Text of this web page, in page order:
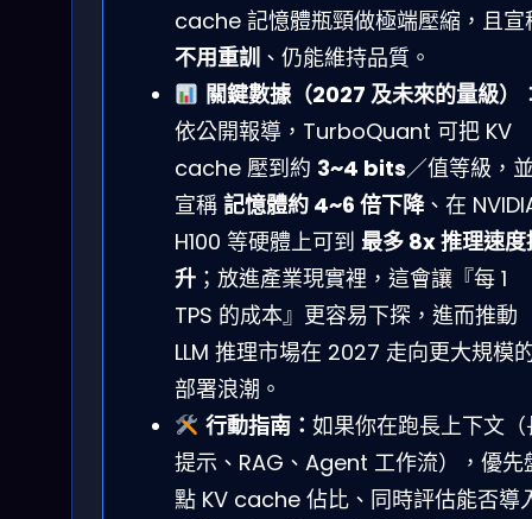
cache 記憶體瓶頸做極端壓縮，且宣
不用重訓 、仍能維持品質。
關鍵數據（2027 及未來的量級）
依公開報導，TurboQuant 可把 KV
cache 壓到約 3~4 bits／值等級，
宣稱 記憶體約 4~6 倍下降、在
H100 等硬體上可到 最多 8x 推理速度
升 ；放進產業現實裡，這會讓『每 1
TPS 的成本』更容易下探，進而推動
LLM 推理市場在 2027 走向更大規模
部署浪潮。
行動指南： 如果你在跑長上下文（
提示、RAG、Agent 工作流），優先
點 KV cache 佔比、同時評估能否導